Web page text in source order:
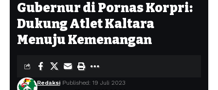
Gubernur di Pornas Korpri:
Dukung Atlet Kaltara
Menuju Kemenangan
Redaksi Published: 19 Juli 2023